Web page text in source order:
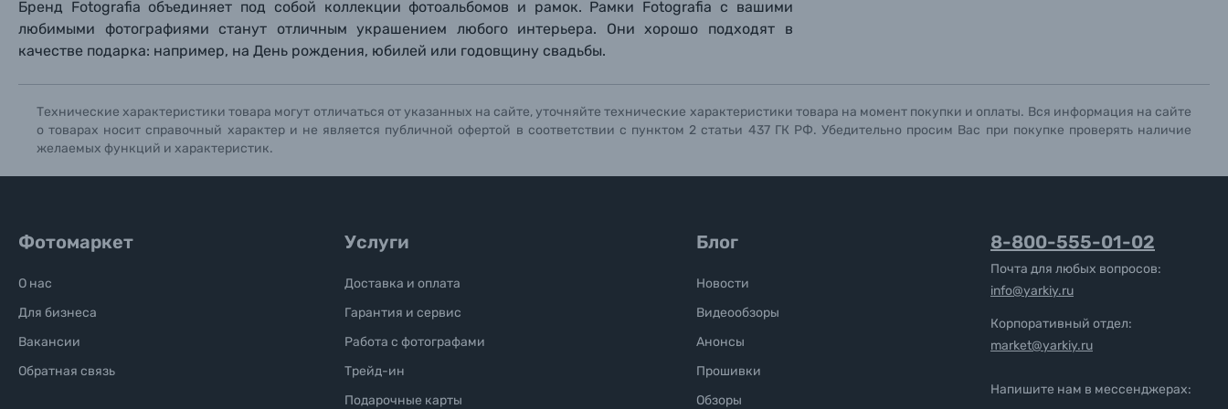
Отправить вопрос
Отправить вопрос
Солнцезащитные очки
Б/У фототехника (Комиссионные товары)
Уценённые товары
Бренд Fotografia объединяет под собой коллекции фотоальбомов и рамок. Рамки Fotografia с вашими
любимыми фотографиями станут отличным украшением любого интерьера. Они хорошо подходят в
качестве подарка: например, на День рождения, юбилей или годовщину свадьбы.
Технические характеристики товара могут отличаться от указанных на сайте, уточняйте технические характеристики товара на момент покупки и оплаты. Вся информация на сайте
о товарах носит справочный характер и не является публичной офертой в соответствии с пунктом 2 статьи 437 ГК РФ. Убедительно просим Вас при покупке проверять наличие
желаемых функций и характеристик.
Отправить вопрос
Фотомаркет
О нас
Для бизнеса
Вакансии
Обратная связь
Услуги
Доставка и оплата
Гарантия и сервис
Работа с фотографами
Трейд-ин
Подарочные карты
Блог
Новости
Видеообзоры
Анонсы
Прошивки
Обзоры
8-800-555-01-02
Почта для любых вопросов:
info@yarkiy.ru
Корпоративный отдел:
market@yarkiy.ru
Напишите нам в мессенджерах: